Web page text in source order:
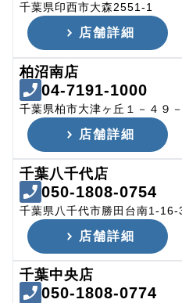
千葉県印西市大森2551-1
店舗詳細
柏沼南店
04-7191-1000
千葉県柏市大津ヶ丘１－４９－
店舗詳細
千葉八千代店
050-1808-0754
千葉県八千代市勝田台南1-16-
店舗詳細
千葉中央店
050-1808-0774